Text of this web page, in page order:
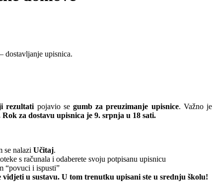
dostavljanje upisnica.
rezultati pojavio se gumb za preuzimanje upisnice. Važno je
za dostavu upisnica je 9. srpnja u 18 sati.
se nalazi Učitaj.
s računala i odaberete svoju potpisanu upisnicu
“povuci i ispusti”
u sustavu. U tom trenutku upisani ste u srednju školu!